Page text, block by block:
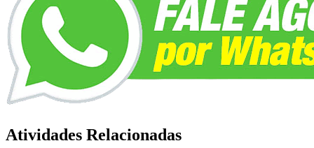
Atividades Relacionadas